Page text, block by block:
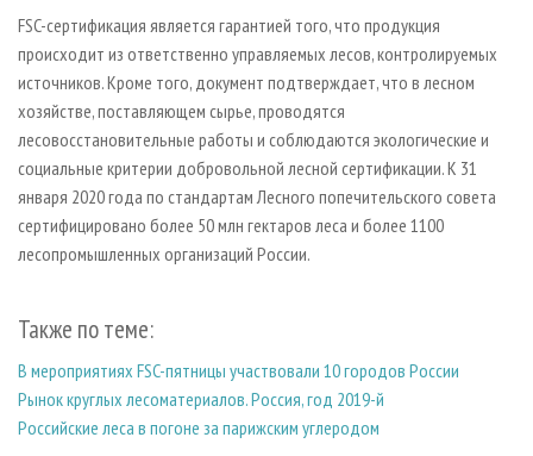
ИНСТРУМЕНТ И МАТЕРИАЛЫ
БИБЛИОТЕКА СПЕЦИАЛИСТА
FSC-сертификация является гарантией того, что продукция
происходит из ответственно управляемых лесов, контролируемых
источников. Кроме того, документ подтверждает, что в лесном
хозяйстве, поставляющем сырье, проводятся
лесовосстановительные работы и соблюдаются экологические и
социальные критерии добровольной лесной сертификации. К 31
января 2020 года по стандартам Лесного попечительского совета
сертифицировано более 50 млн гектаров леса и более 1100
лесопромышленных организаций России.
Также по теме:
В мероприятиях FSC-пятницы участвовали 10 городов России
Рынок круглых лесоматериалов. Россия, год 2019-й
Российские леса в погоне за парижским углеродом